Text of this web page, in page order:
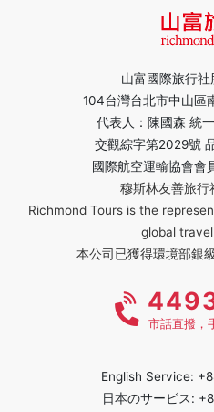
山富國際旅行社
104台灣台北市中山區
代表人：陳國森 統
交觀綜字第2029號
國際航空運輸協會會
穆斯林友善旅
Richmond Tours is the
global
本公司已獲得環境部銀
市話直撥，
English Service:
日本のサービス: